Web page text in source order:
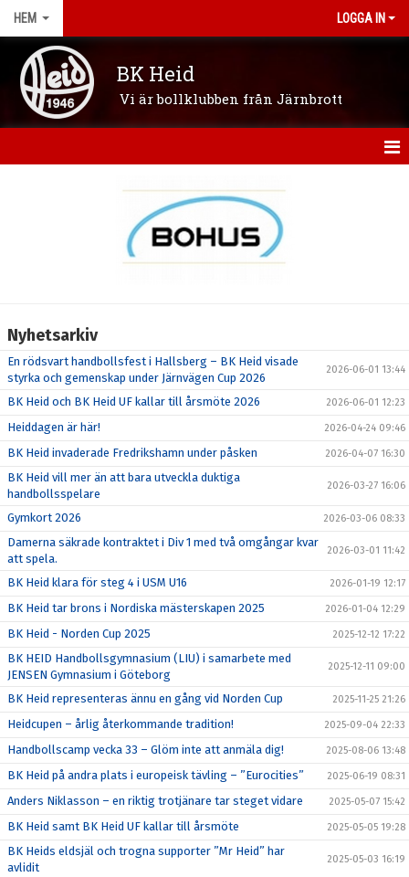
HEM LOGGA IN
BK Heid
Vi är bollklubben från Järnbrott
KONTAKT
KALENDER
DOKUMENT
NYFIKEN PÅ HANDBOLL
HEID CUPEN
STÖTTA BK HEID - BLI MEDLEM!
HANDBOLLSGYMNASIUM
Nyhetsarkiv
En rödsvart handbollsfest i Hallsberg – BK Heid visade
styrka och gemenskap under Järnvägen Cup 2026
2026-06-01 13:44
BK Heid och BK Heid UF kallar till årsmöte 2026 2026-06-01 12:23
Heiddagen är här! 2026-04-24 09:46
BK Heid invaderade Fredrikshamn under påsken 2026-04-07 16:30
BK Heid vill mer än att bara utveckla duktiga
handbollsspelare
2026-03-27 16:06
Gymkort 2026 2026-03-06 08:33
Damerna säkrade kontraktet i Div 1 med två omgångar kvar
att spela.
2026-03-01 11:42
BK Heid klara för steg 4 i USM U16 2026-01-19 12:17
BK Heid tar brons i Nordiska mästerskapen 2025 2026-01-04 12:29
BK Heid - Norden Cup 2025 2025-12-12 17:22
BK HEID Handbollsgymnasium (LIU) i samarbete med
JENSEN Gymnasium i Göteborg
2025-12-11 09:00
BK Heid representeras ännu en gång vid Norden Cup 2025-11-25 21:26
Heidcupen – årlig återkommande tradition! 2025-09-04 22:33
Handbollscamp vecka 33 – Glöm inte att anmäla dig! 2025-08-06 13:48
BK Heid på andra plats i europeisk tävling – ”Eurocities” 2025-06-19 08:31
Anders Niklasson – en riktig trotjänare tar steget vidare 2025-05-07 15:42
BK Heid samt BK Heid UF kallar till årsmöte 2025-05-05 19:28
BK Heids eldsjäl och trogna supporter ”Mr Heid” har
avlidit
2025-05-03 16:19